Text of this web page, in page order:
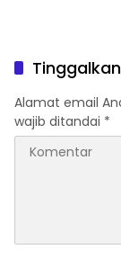
Alamat email
wajib ditandai *